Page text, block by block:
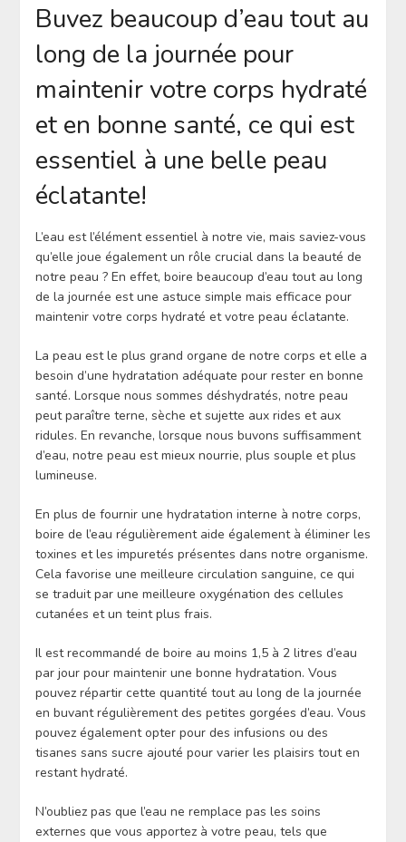
Buvez beaucoup d’eau tout au
long de la journée pour
maintenir votre corps hydraté
et en bonne santé, ce qui est
essentiel à une belle peau
éclatante!
L’eau est l’élément essentiel à notre vie, mais saviez-vous
qu’elle joue également un rôle crucial dans la beauté de
notre peau ? En effet, boire beaucoup d’eau tout au long
de la journée est une astuce simple mais efficace pour
maintenir votre corps hydraté et votre peau éclatante.
La peau est le plus grand organe de notre corps et elle a
besoin d’une hydratation adéquate pour rester en bonne
santé. Lorsque nous sommes déshydratés, notre peau
peut paraître terne, sèche et sujette aux rides et aux
ridules. En revanche, lorsque nous buvons suffisamment
d’eau, notre peau est mieux nourrie, plus souple et plus
lumineuse.
En plus de fournir une hydratation interne à notre corps,
boire de l’eau régulièrement aide également à éliminer les
toxines et les impuretés présentes dans notre organisme.
Cela favorise une meilleure circulation sanguine, ce qui
se traduit par une meilleure oxygénation des cellules
cutanées et un teint plus frais.
Il est recommandé de boire au moins 1,5 à 2 litres d’eau
par jour pour maintenir une bonne hydratation. Vous
pouvez répartir cette quantité tout au long de la journée
en buvant régulièrement des petites gorgées d’eau. Vous
pouvez également opter pour des infusions ou des
tisanes sans sucre ajouté pour varier les plaisirs tout en
restant hydraté.
N’oubliez pas que l’eau ne remplace pas les soins
externes que vous apportez à votre peau, tels que